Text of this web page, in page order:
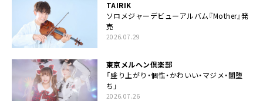
TAIRIK
ソロメジャーデビューアルバム『Mother』発
売
2026.07.29
東京メルヘン倶楽部
「盛り上がり・個性・かわいい・マジメ・闇堕
ち」
2026.07.26